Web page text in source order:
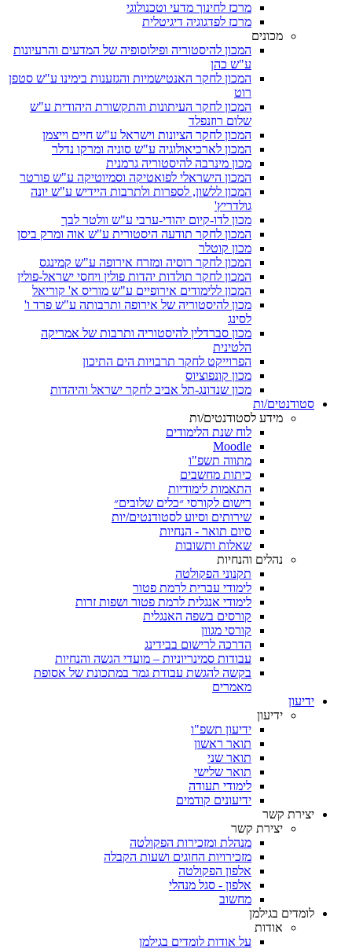
מרכז לחינוך מדעי וטכנולוגי
מרכז לפדגוגיה דיגיטלית
מכונים
המכון להיסטוריה ופילוסופיה של המדעים והרעיונות
ע"ש כהן
המכון לחקר האנטישמיות והגזענות בימינו ע"ש סטפן
רוט
המכון לחקר העיתונות והתקשורת היהודית ע"ש
שלום רוזנפלד
המכון לחקר הציונות וישראל ע"ש חיים וייצמן
המכון לארכיאולוגיה ע"ש סוניה ומרקו נדלר
מכון מינרבה להיסטוריה גרמנית
המכון הישראלי לפואטיקה וסמיוטיקה ע"ש פורטר
המכון ללשון, לספרות ולתרבות היידיש ע"ש יונה
גולדריץ'
מכון לדו-קיום יהודי-ערבי ע"ש וולטר לבך
המכון לחקר תודעה היסטורית ע"ש אוה ומרק ביסן
מכון קוטלר
המכון לחקר רוסיה ומזרח אירופה ע"ש קמינגס
המכון לחקר תולדות יהדות פולין ויחסי ישראל-פולין
המכון ללימודים אירופיים ע"ש מוריס א' קוריאל
מכון להיסטוריה של אירופה ותרבותה ע"ש פרד ו'
לסינג
מכון סברדלין להיסטוריה ותרבות של אמריקה
הלטינית
הפרוייקט לחקר תרבויות הים התיכון
מכון קונפוציוס
מכון שנדונג-תל אביב לחקר ישראל והיהדות
סטודנטים/ות
מידע לסטודנטים/ות
לוח שנת הלימודים
Moodle
מתווה תשפ"ו
כיתות מחשבים
התאמות לימודיות
רישום לקורסי ״כלים שלובים״
שירותים וסיוע לסטודנטים/יות
סיום תואר - הנחיות
שאלות ותשובות
נהלים והנחיות
תקנוני הפקולטה
לימודי עברית לרמת פטור
לימודי אנגלית לרמת פטור ושפות זרות
קורסים בשפה האנגלית
קורסי מגוון
הדרכה לרישום בבידינג
עבודות סמינריוניות – מועדי הגשה והנחיות
בקשה להגשת עבודת גמר במתכונת של אסופת
מאמרים
ידיעון
ידיעון
ידיעון תשפ"ו
תואר ראשון
תואר שני
תואר שלישי
לימודי תעודה
ידיעונים קודמים
יצירת קשר
יצירת קשר
מנהלת ומזכירות הפקולטה
מזכירויות החוגים ושעות הקבלה
אלפון הפקולטה
אלפון - סגל מנהלי
מחשוב
לומדים בגילמן
אודות
על אודות לומדים בגילמן